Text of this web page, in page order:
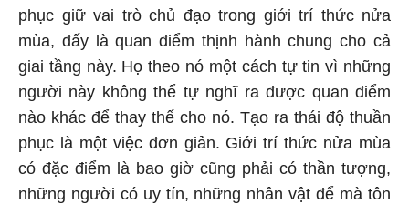
phục giữ vai trò chủ đạo trong giới trí thức nửa
mùa, đấy là quan điểm thịnh hành chung cho cả
giai tầng này. Họ theo nó một cách tự tin vì những
người này không thể tự nghĩ ra được quan điểm
nào khác để thay thế cho nó. Tạo ra thái độ thuần
phục là một việc đơn giản. Giới trí thức nửa mùa
có đặc điểm là bao giờ cũng phải có thần tượng,
những người có uy tín, những nhân vật để mà tôn